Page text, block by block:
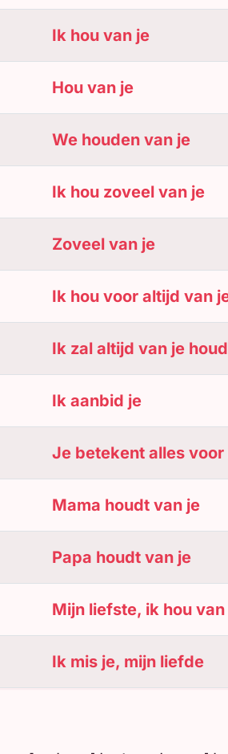
Ik hou van je
Hou van je
We houden van je
Ik hou zoveel van je
Zoveel van je
Ik hou voor altijd van
Ik zal altijd van je
Ik aanbid je
Je betekent alles voor
Mama houdt van je
Papa houdt van je
Mijn liefste, ik hou van
Ik mis je, mijn liefde